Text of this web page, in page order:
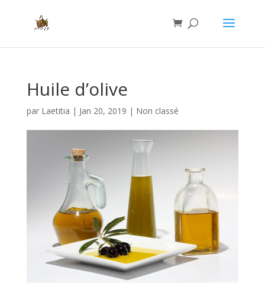
Huile d’olive
par Laetitia | Jan 20, 2019 | Non classé